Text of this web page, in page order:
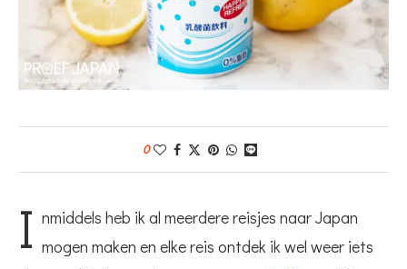
0
I nmiddels heb ik al meerdere reisjes naar Japan
mogen maken en elke reis ontdek ik wel weer iets